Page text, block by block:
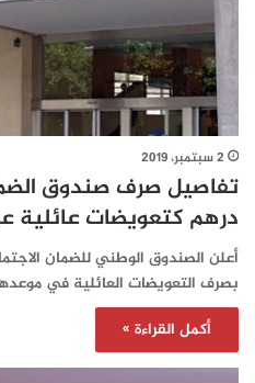
2 سبتمبر، 2019
درهم كتعويضات عائلية
أعلن الصندوق الوطني للضمان
بصرف التعويضات العائلية في
أكمل القراءة »